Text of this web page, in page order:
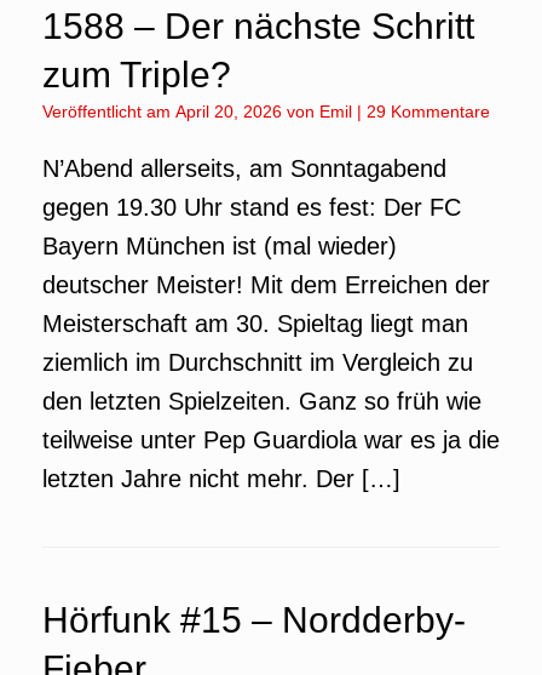
1588 – Der nächste Schritt
zum Triple?
Veröffentlicht am April 20, 2026 von Emil | 29 Kommentare
N’Abend allerseits, am Sonntagabend
gegen 19.30 Uhr stand es fest: Der FC
Bayern München ist (mal wieder)
deutscher Meister! Mit dem Erreichen der
Meisterschaft am 30. Spieltag liegt man
ziemlich im Durchschnitt im Vergleich zu
den letzten Spielzeiten. Ganz so früh wie
teilweise unter Pep Guardiola war es ja die
letzten Jahre nicht mehr. Der […]
Hörfunk #15 – Nordderby-